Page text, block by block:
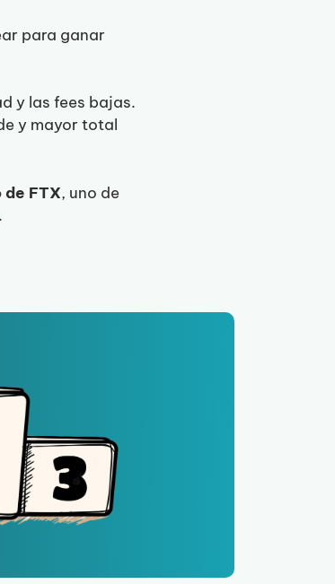
para ganar
y las fees bajas.
y mayor total
FTX, uno de
.